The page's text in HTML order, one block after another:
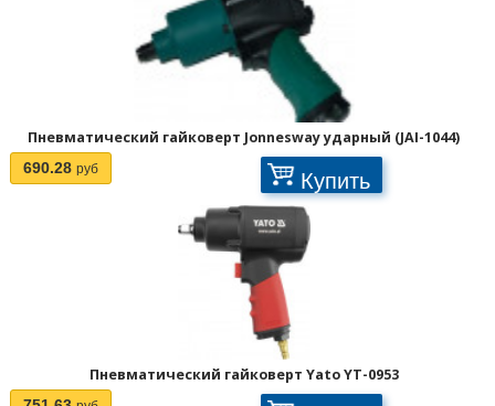
Пневматический гайковерт Jonnesway ударный (JAI-1044)
690.28 руб Купить
Пневматический гайковерт Yato YT-0953